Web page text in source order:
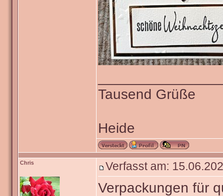
Tausend Grüße
Heide
Chris Verfasst am:
Verpackungen für